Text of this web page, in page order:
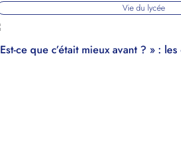
Vie du lycée
Est-ce que c’était mieux avant ? » :